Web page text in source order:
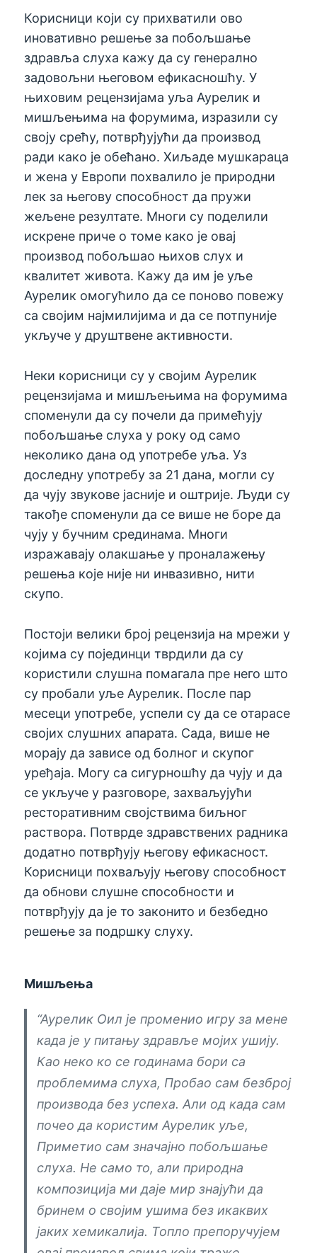
Корисници који су прихватили ово
иновативно решење за побољшање
здравља слуха кажу да су генерално
задовољни његовом ефикасношћу. У
њиховим рецензијама уља Аурелик и
мишљењима на форумима, изразили су
своју срећу, потврђујући да производ
ради како је обећано. Хиљаде мушкараца
и жена у Европи похвалило је природни
лек за његову способност да пружи
жељене резултате. Многи су поделили
искрене приче о томе како је овај
производ побољшао њихов слух и
квалитет живота. Кажу да им је уље
Аурелик омогућило да се поново повежу
са својим најмилијима и да се потпуније
укључе у друштвене активности.
Неки корисници су у својим Аурелик
рецензијама и мишљењима на форумима
споменули да су почели да примећују
побољшање слуха у року од само
неколико дана од употребе уља. Уз
доследну употребу за 21 дана, могли су
да чују звукове јасније и оштрије. Људи су
такође споменули да се више не боре да
чују у бучним срединама. Многи
изражавају олакшање у проналажењу
решења које није ни инвазивно, нити
скупо.
Постоји велики број рецензија на мрежи у
којима су појединци тврдили да су
користили слушна помагала пре него што
су пробали уље Аурелик. После пар
месеци употребе, успели су да се отарасе
својих слушних апарата. Сада, више не
морају да зависе од болног и скупог
уређаја. Могу са сигурношћу да чују и да
се укључе у разговоре, захваљујући
ресторативним својствима биљног
раствора. Потврде здравствених радника
додатно потврђују његову ефикасност.
Корисници похваљују његову способност
да обнови слушне способности и
потврђују да је то законито и безбедно
решење за подршку слуху.
Мишљења
“Аурелик Оил је променио игру за мене
када је у питању здравље мојих ушију.
Као неко ко се годинама бори са
проблемима слуха, Пробао сам безброј
производа без успеха. Али од када сам
почео да користим Аурелик уље,
Приметио сам значајно побољшање
слуха. Не само то, али природна
композиција ми даје мир знајући да
бринем о својим ушима без икаквих
јаких хемикалија. Топло препоручујем